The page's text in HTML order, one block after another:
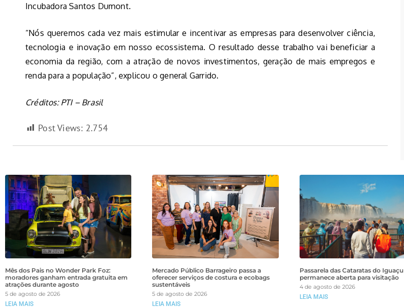
Incubadora Santos Dumont.
“Nós queremos cada vez mais estimular e incentivar as empresas para desenvolver ciência,
tecnologia e inovação em nosso ecossistema. O resultado desse trabalho vai beneficiar a
economia da região, com a atração de novos investimentos, geração de mais empregos e
renda para a população”, explicou o general Garrido.
Créditos: PTI – Brasil
Post Views: 2.754
Mês dos Pais no Wonder Park Foz:
moradores ganham entrada gratuita em
atrações durante agosto
5 de agosto de 2026
LEIA MAIS
Mercado Público Barrageiro passa a
oferecer serviços de costura e ecobags
sustentáveis
5 de agosto de 2026
LEIA MAIS
Passarela das Cataratas do Iguaçu
permanece aberta para visitação
4 de agosto de 2026
LEIA MAIS